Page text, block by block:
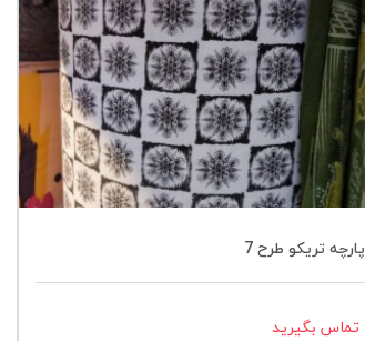
پارچه تریکو طرح 7
تماس بگیرید